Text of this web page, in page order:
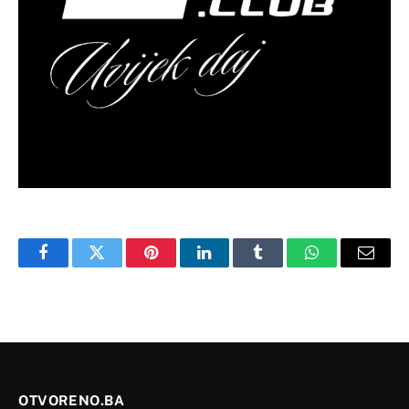
FacebookTwitter PinterestLinkedInTumblr WhatsAppEmail
OTVORENO.BA